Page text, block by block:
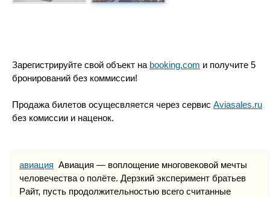
Зарегистрируйте свой объект на booking.com и получите 5
бронирований без коммиссии!
Продажа билетов осущесвляется через сервис Aviasales.ru
без комиссии и наценок.
авиация Авиация — воплощение многовековой мечты
человечества о полёте. Дерзкий эксперимент братьев
Райт, пусть продолжительностью всего считанные